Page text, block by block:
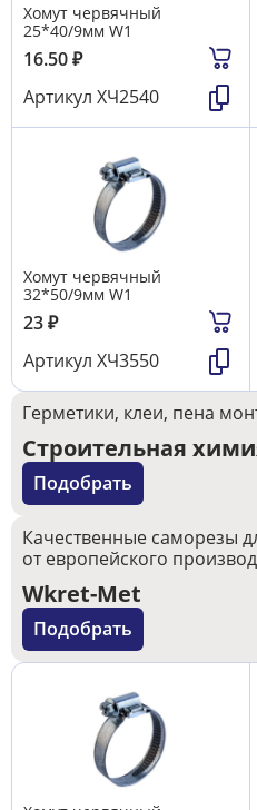
Хомут червячный
25*40/9мм W1
16.50₽
Артикул ХЧ2540
Хомут червячный
32*50/9мм W1
23₽
Артикул ХЧ3550
Герметики, клеи, пена
Строительная
Подобрать
Качественные саморезы
от европейского
Wkret-Met
Подобрать